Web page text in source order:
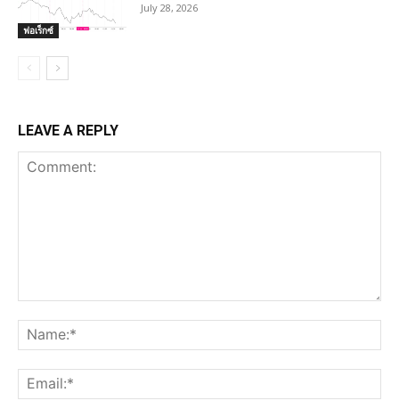
ฟอเร็กซ์
July 28, 2026
LEAVE A REPLY